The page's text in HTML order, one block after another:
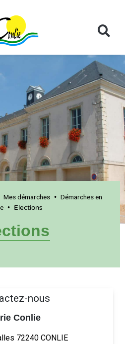
Mes démarches • Démarches en
• Elections
nous
Conlie
72240 CONLIE